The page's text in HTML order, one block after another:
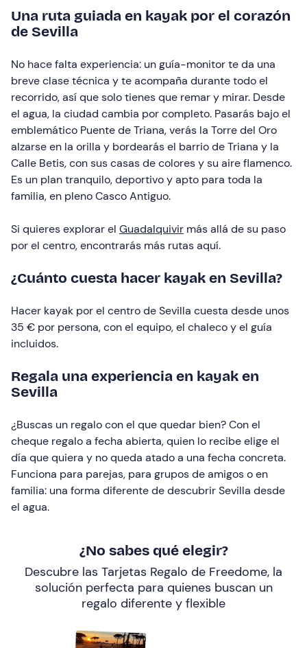
Una ruta guiada en kayak por el corazón
de Sevilla
No hace falta experiencia: un guía-monitor te da una
breve clase técnica y te acompaña durante todo el
recorrido, así que solo tienes que remar y mirar. Desde
el agua, la ciudad cambia por completo. Pasarás bajo el
emblemático Puente de Triana, verás la Torre del Oro
alzarse en la orilla y bordearás el barrio de Triana y la
Calle Betis, con sus casas de colores y su aire flamenco.
Es un plan tranquilo, deportivo y apto para toda la
familia, en pleno Casco Antiguo.
Si quieres explorar el Guadalquivir más allá de su paso
por el centro, encontrarás más rutas aquí.
¿Cuánto cuesta hacer kayak en Sevilla?
Hacer kayak por el centro de Sevilla cuesta desde unos
35 € por persona, con el equipo, el chaleco y el guía
incluidos.
Regala una experiencia en kayak en
Sevilla
¿Buscas un regalo con el que quedar bien? Con el
cheque regalo a fecha abierta, quien lo recibe elige el
día que quiera y no queda atado a una fecha concreta.
Funciona para parejas, para grupos de amigos o en
familia: una forma diferente de descubrir Sevilla desde
el agua.
¿No sabes qué elegir?
Descubre las Tarjetas Regalo de Freedome, la
solución perfecta para quienes buscan un
regalo diferente y flexible